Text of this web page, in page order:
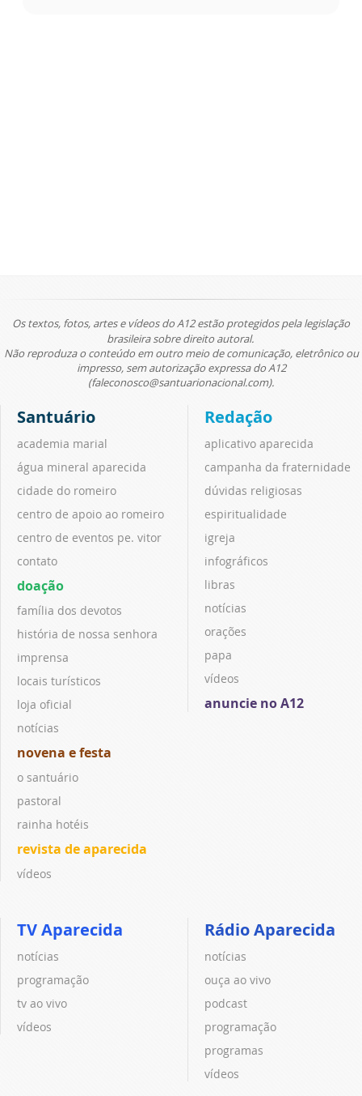
Os textos, fotos, artes e vídeos do A12 estão protegidos pela legislação
brasileira sobre direito autoral.
Não reproduza o conteúdo em outro meio de comunicação, eletrônico ou
impresso, sem autorização expressa do A12
(faleconosco@santuarionacional.com).
Santuário
academia marial
água mineral aparecida
cidade do romeiro
centro de apoio ao romeiro
centro de eventos pe. vitor
contato
doação
família dos devotos
história de nossa senhora
imprensa
locais turísticos
loja oficial
notícias
novena e festa
o santuário
pastoral
rainha hotéis
revista de aparecida
vídeos
Redação
aplicativo aparecida
campanha da fraternidade
dúvidas religiosas
espiritualidade
igreja
infográficos
libras
notícias
orações
papa
vídeos
anuncie no A12
TV Aparecida
notícias
programação
tv ao vivo
vídeos
Rádio Aparecida
notícias
ouça ao vivo
podcast
programação
programas
vídeos